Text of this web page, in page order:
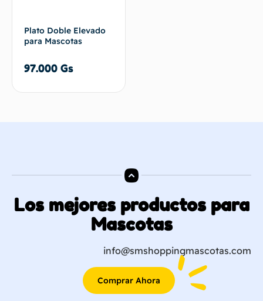
Plato Doble Elevado
para Mascotas
97.000 Gs
Los mejores productos para
Mascotas
info@smshoppingmascotas.com
Comprar Ahora